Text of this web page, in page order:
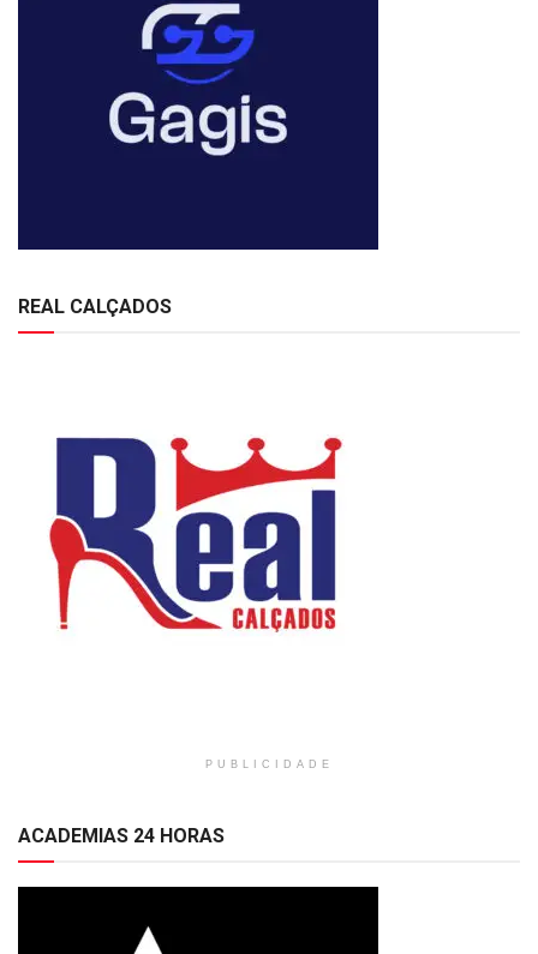
REAL CALÇADOS
PUBLICIDADE
ACADEMIAS 24 HORAS